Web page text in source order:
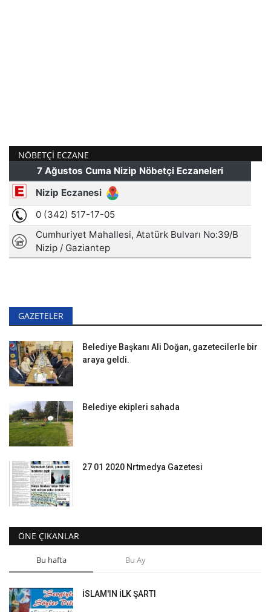
NÖBETÇI ECZANE
GAZETELER
Belediye Başkanı Ali Doğan, gazetecilerle bir
araya geldi.
Belediye ekipleri sahada
27 01 2020 Nrtmedya Gazetesi
ÖNE ÇIKANLAR
Bu hafta Bu Ay
İSLAM'IN İLK ŞARTI